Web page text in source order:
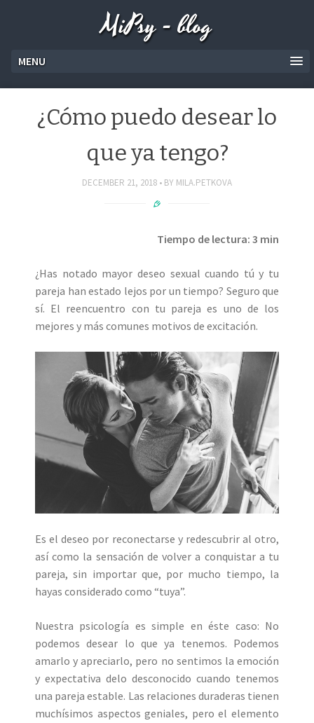
MiPsy - blog
MENU
¿Cómo puedo desear lo
que ya tengo?
DECEMBER 21, 2018 BY MILA.PETKOVA
Tiempo de lectura: 3 min
¿Has notado mayor deseo sexual cuando tú y tu
pareja han estado lejos por un tiempo? Seguro que
sí. El reencuentro con tu pareja es uno de los
mejores y más comunes motivos de excitación.
Es el deseo por reconectarse y redescubrir al otro,
así como la sensación de volver a conquistar a tu
pareja, sin importar que, por mucho tiempo, la
hayas considerado como “tuya”.
Nuestra psicología es simple en éste caso: No
podemos desear lo que ya tenemos. Podemos
amarlo y apreciarlo, pero no sentimos la emoción
y expectativa delo desconocido cuando tenemos
una pareja estable. Las relaciones duraderas tienen
muchísimos aspectos geniales, pero el elemento